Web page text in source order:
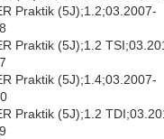
Praktik (5J);1.2;03.2007-
Praktik (5J);1.2
Praktik (5J);1.4;03.2007-
Praktik (5J);1.2